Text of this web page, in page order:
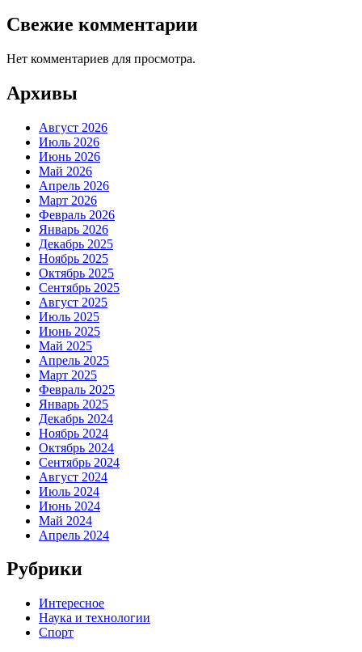
Свежие комментарии
Нет комментариев для просмотра.
Архивы
Август 2026
Июль 2026
Июнь 2026
Май 2026
Апрель 2026
Март 2026
Февраль 2026
Январь 2026
Декабрь 2025
Ноябрь 2025
Октябрь 2025
Сентябрь 2025
Август 2025
Июль 2025
Июнь 2025
Май 2025
Апрель 2025
Март 2025
Февраль 2025
Январь 2025
Декабрь 2024
Ноябрь 2024
Октябрь 2024
Сентябрь 2024
Август 2024
Июль 2024
Июнь 2024
Май 2024
Апрель 2024
Рубрики
Интересное
Наука и технологии
Спорт